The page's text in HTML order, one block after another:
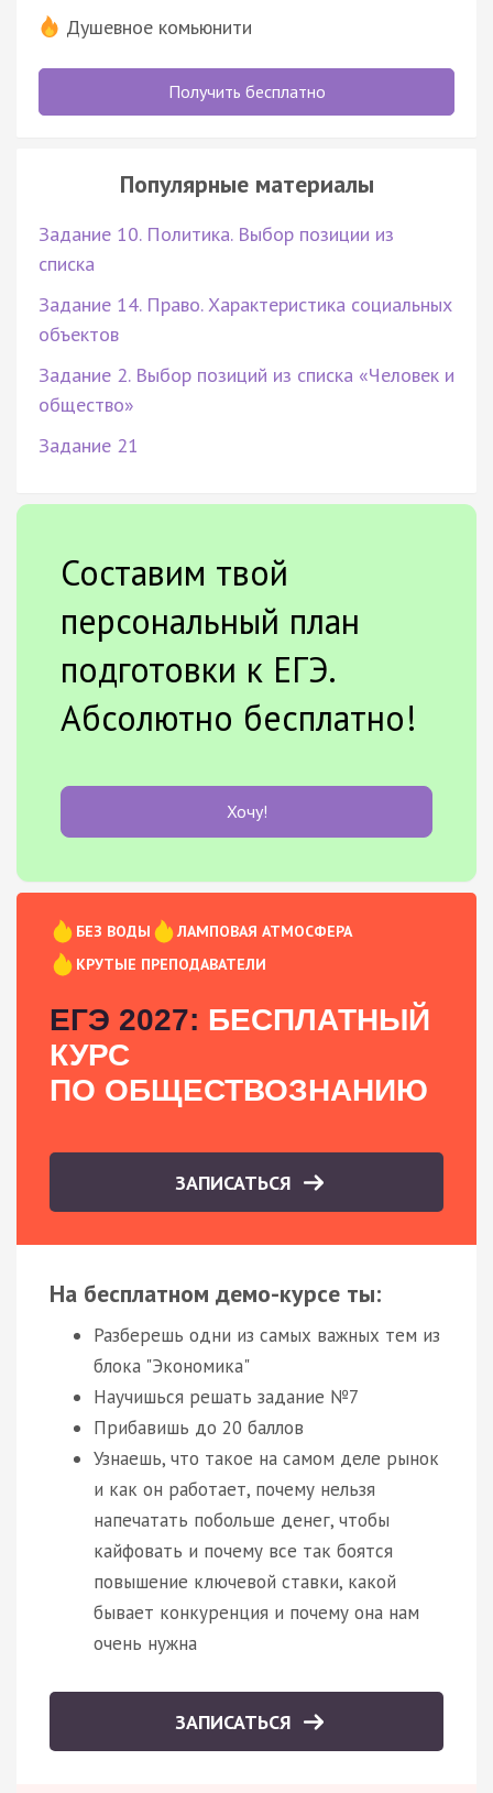
Душевное комьюнити
Получить бесплатно
Популярные материалы
Задание 10. Политика. Выбор позиции из
списка
Задание 14. Право. Характеристика социальных
объектов
Задание 2. Выбор позиций из списка «Человек и
общество»
Задание 21
Составим твой
персональный план
подготовки к ЕГЭ.
Абсолютно бесплатно!
Хочу!
БЕЗ ВОДЫ
ЛАМПОВАЯ АТМОСФЕРА
КРУТЫЕ ПРЕПОДАВАТЕЛИ
ЕГЭ 2027: БЕСПЛАТНЫЙ
КУРС
ПО ОБЩЕСТВОЗНАНИЮ
ЗАПИСАТЬСЯ
На бесплатном демо-курсе ты:
Разберешь одни из самых важных тем из
блока "Экономика"
Научишься решать задание №7
Прибавишь до 20 баллов
Узнаешь, что такое на самом деле рынок
и как он работает, почему нельзя
напечатать побольше денег, чтобы
кайфовать и почему все так боятся
повышение ключевой ставки, какой
бывает конкуренция и почему она нам
очень нужна
ЗАПИСАТЬСЯ